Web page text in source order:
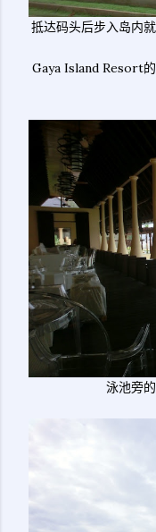
抵达码头后步入岛内
Gaya Island Resort
泳池旁